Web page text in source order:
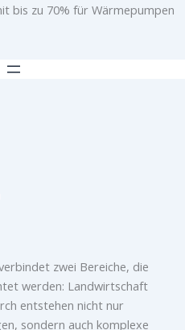
bis zu 70% für Wärmepumpen
zwei Bereiche, die
werden: Landwirtschaft
entstehen nicht nur
sondern auch komplexe